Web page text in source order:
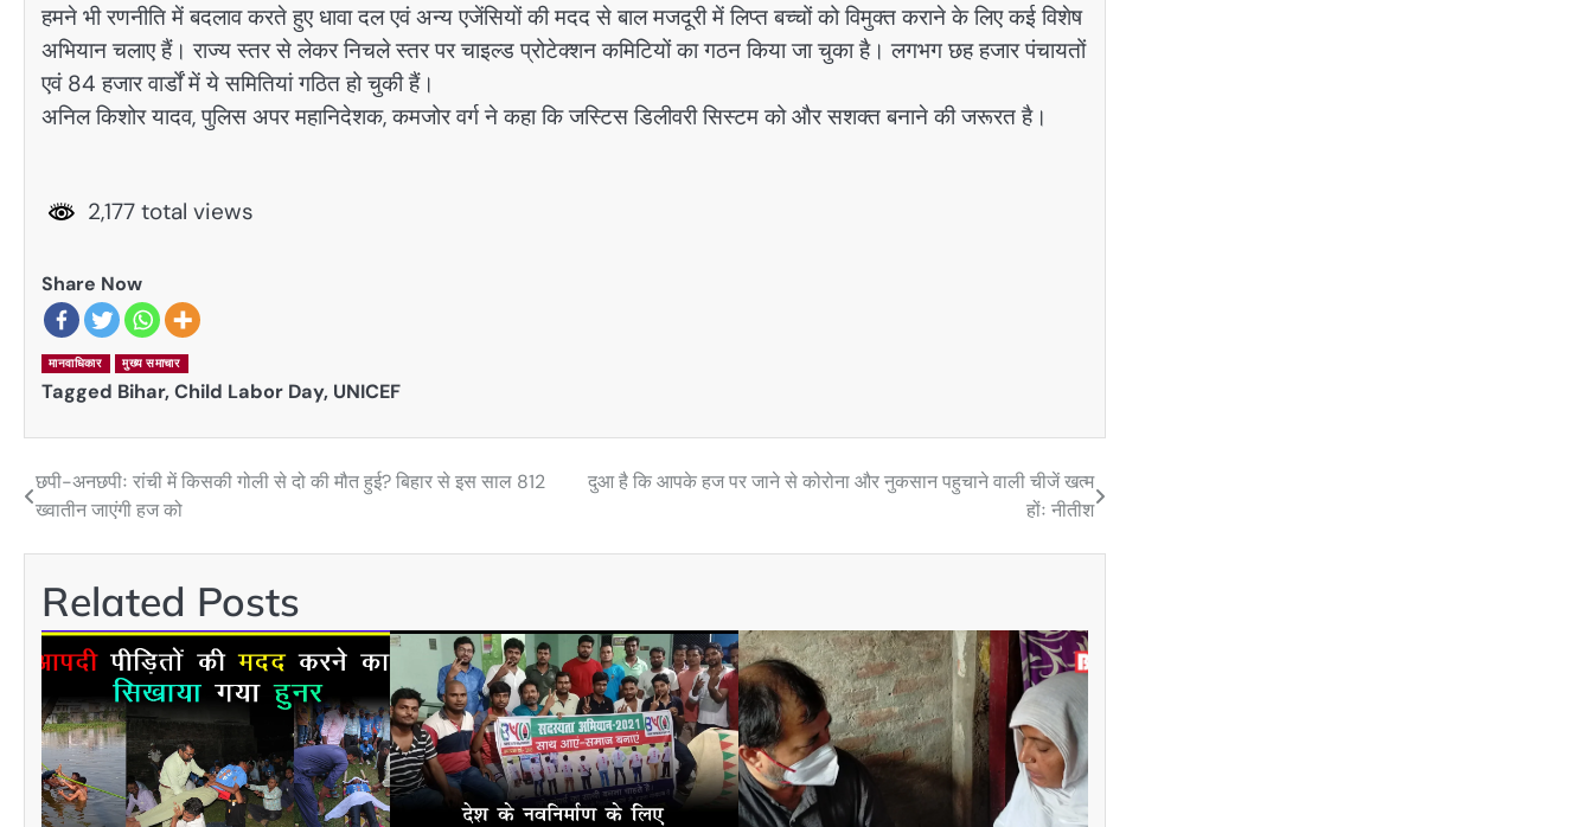
हमने भी रणनीति में बदलाव करते हुए धावा दल एवं अन्य एजेंसियों की मदद से बाल मजदूरी में लिप्त बच्चों को विमुक्त कराने के लिए कई विशेष
अभियान चलाए हैं। राज्य स्तर से लेकर निचले स्तर पर चाइल्ड प्रोटेक्शन कमिटियों का गठन किया जा चुका है। लगभग छह हजार पंचायतों
एवं 84 हजार वार्डों में ये समितियां गठित हो चुकी हैं।
अनिल किशोर यादव, पुलिस अपर महानिदेशक, कमजोर वर्ग ने कहा कि जस्टिस डिलीवरी सिस्टम को और सशक्त बनाने की जरूरत है।
2,177 total views
Share Now
मानवाधिकार मुख्य समाचार
Tagged Bihar,Child Labor Day, UNICEF
Post
navigation
छपी-अनछपीः रांची में किसकी गोली से दो की मौत हुई? बिहार से इस साल 812
ख्वातीन जाएंगी हज को
दुआ है कि आपके हज पर जाने से कोरोना और नुकसान पहुचाने वाली चीजें खत्म
होंः नीतीश
Related Posts